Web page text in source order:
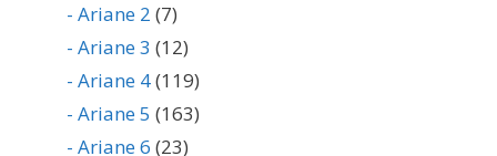
- Ariane 2 (7)
- Ariane 3 (12)
- Ariane 4(119)
- Ariane 5 (163)
- Ariane 6 (23)